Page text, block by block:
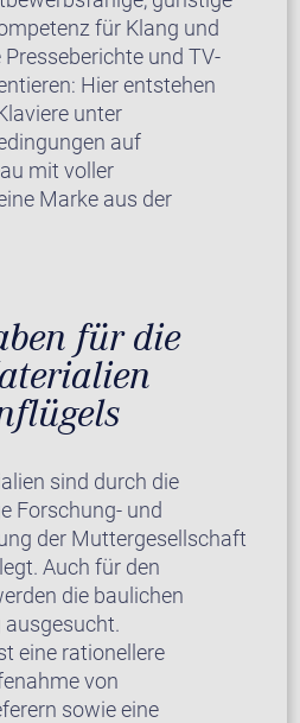
für Klang und
und TV-
Hier entstehen
unter
auf
mit voller
Marke aus der
für die
sind durch die
Forschung- und
der Muttergesellschaft
Auch für den
die baulichen
eine rationellere
von
sowie eine